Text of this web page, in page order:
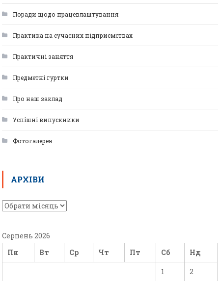
Поради щодо працевлаштування
Практика на сучасних підприємствах
Практичні заняття
Предметні гуртки
Про наш заклад
Успішні випускники
Фотогалерея
АРХІВИ
Серпень 2026
Пн
Вт Ср Чт Пт Сб Нд
1 2